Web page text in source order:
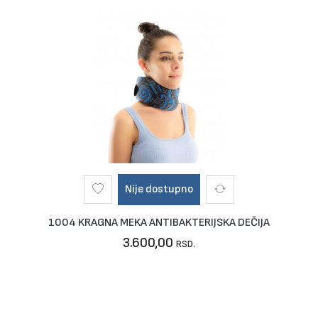
Nije dostupno
1004 KRAGNA MEKA ANTIBAKTERIJSKA DEČIJA
3.600,00 RSD.